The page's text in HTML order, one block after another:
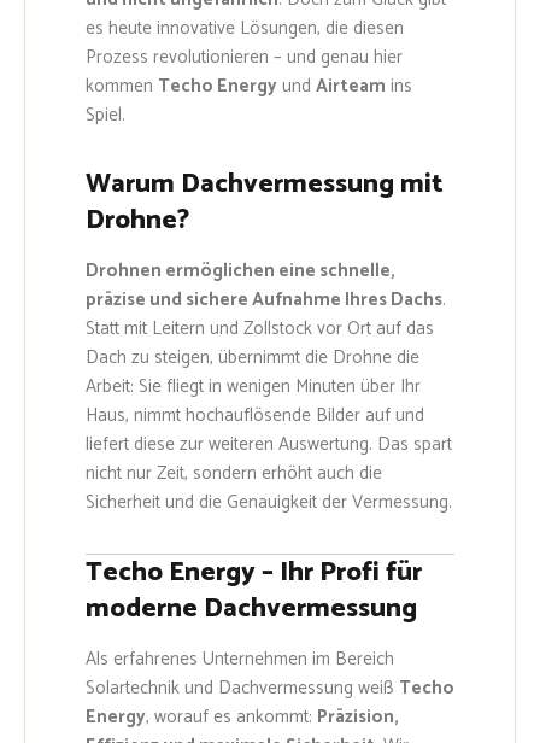
es heute innovative Lösungen, die diesen
Prozess revolutionieren – und genau hier
kommen Techo Energyund Airteam ins
Spiel.
Warum Dachvermessung mit
Drohne?
Drohnen ermöglichen eine schnelle,
präzise und sichere Aufnahme Ihres Dachs.
Statt mit Leitern und Zollstock vor Ort auf das
Dach zu steigen, übernimmt die Drohne die
Arbeit: Sie fliegt in wenigen Minuten über Ihr
Haus, nimmt hochauflösende Bilder auf und
liefert diese zur weiteren Auswertung. Das spart
nicht nur Zeit, sondern erhöht auch die
Sicherheit und die Genauigkeit der Vermessung.
Techo Energy – Ihr Profi für
moderne Dachvermessung
Als erfahrenes Unternehmen im Bereich
Solartechnik und Dachvermessung weiß Techo
Energy, worauf es ankommt: Präzision,